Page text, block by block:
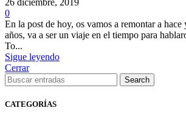
26 diciembre, 2019
0
En la post de hoy, os vamos a remontar a hace
años, va a ser un viaje en el tiempo para
To...
Sigue leyendo
Cerrar
Search
CATEGORÍAS